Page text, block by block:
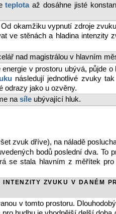
teplotaaž dosáhne jisté
okamžiku vypnutí zdroje
ve stěnách a hladina intenzity
nad magistrálou v hlavním
v prostoru ubývá, půjde o
následují jednotlivé zvuky
odrazy jako u ozvěny.
nasíle ubývající hluk.
zvuk dříve), na náladě
bodů poslední dva. To
se stala hlavním z měřítek pro
ZVUKU V DANÉM
v tomto prostoru.